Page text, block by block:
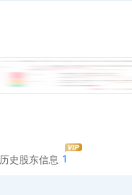
历史股东信息 1